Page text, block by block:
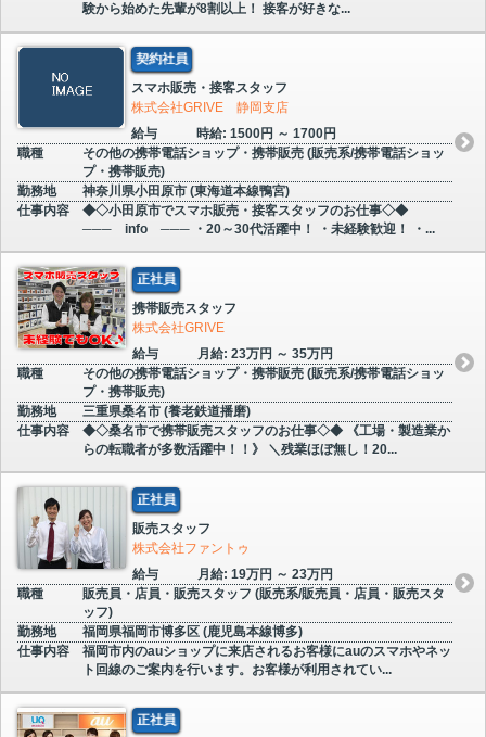
験から始めた先輩が8割以上！ 接客が好きな...
契約社員
スマホ販売・接客スタッフ
株式会社GRIVE 静岡支店
給与
時給: 1500円 ～ 1700円
職種
その他の携帯電話ショップ・携帯販売 (販売系/携帯電話ショッ
プ・携帯販売)
勤務地
神奈川県小田原市 (東海道本線鴨宮)
仕事内容
◆◇小田原市でスマホ販売・接客スタッフのお仕事◇◆
─── info ─── ・20～30代活躍中！ ・未経験歓迎！ ・...
正社員
携帯販売スタッフ
株式会社GRIVE
給与
月給: 23万円 ～ 35万円
職種
その他の携帯電話ショップ・携帯販売 (販売系/携帯電話ショッ
プ・携帯販売)
勤務地
三重県桑名市 (養老鉄道播磨)
仕事内容
◆◇桑名市で携帯販売スタッフのお仕事◇◆ 《工場・製造業か
らの転職者が多数活躍中！！》 ＼残業ほぼ無し！20...
正社員
販売スタッフ
株式会社ファントゥ
給与
月給: 19万円 ～ 23万円
職種
販売員・店員・販売スタッフ (販売系/販売員・店員・販売スタ
ッフ)
勤務地
福岡県福岡市博多区 (鹿児島本線博多)
仕事内容
福岡市内のauショップに来店されるお客様にauのスマホやネッ
ト回線のご案内を行います。お客様が利用されてい...
正社員